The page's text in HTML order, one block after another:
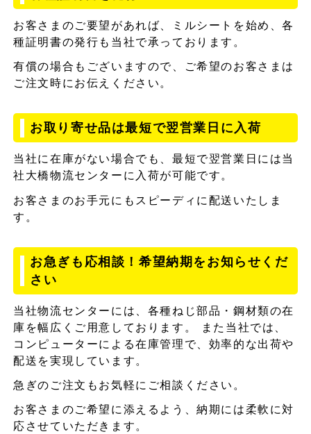
お客さまのご要望があれば、ミルシートを始め、各
種証明書の発行も当社で承っております。
有償の場合もございますので、ご希望のお客さまは
ご注文時にお伝えください。
お取り寄せ品は最短で翌営業日に入荷
当社に在庫がない場合でも、最短で翌営業日には当
社大橋物流センターに入荷が可能です。
お客さまのお手元にもスピーディに配送いたしま
す。
お急ぎも応相談！希望納期をお知らせくだ
さい
当社物流センターには、各種ねじ部品・鋼材類の在
庫を幅広くご用意しております。 また当社では、
コンピューターによる在庫管理で、効率的な出荷や
配送を実現しています。
急ぎのご注文もお気軽にご相談ください。
お客さまのご希望に添えるよう、納期には柔軟に対
応させていただきます。